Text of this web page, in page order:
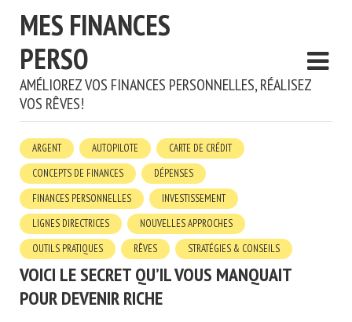
MES FINANCES
PERSO
AMÉLIOREZ VOS FINANCES PERSONNELLES, RÉALISEZ
VOS RÊVES!
ARGENT AUTOPILOTE
CARTE DE CRÉDIT
CONCEPTS DE FINANCES
DÉPENSES
FINANCES PERSONNELLES
INVESTISSEMENT
LIGNES DIRECTRICES
NOUVELLES APPROCHES
OUTILS PRATIQUES
RÊVES STRATÉGIES & CONSEILS
VOICI LE SECRET QU’IL VOUS MANQUAIT
POUR DEVENIR RICHE